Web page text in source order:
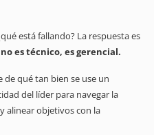
está fallando? La respuesta es
es técnico, es gerencial.
qué tan bien se use un
del líder para navegar la
alinear objetivos con la